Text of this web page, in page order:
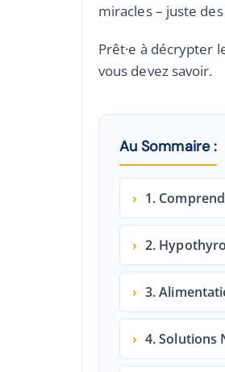
miracles – juste
Prêt·e à décrypter
vous devez savoir.
Au Sommaire :
› 1.
› 2.
› 3.
› 4. Solutions